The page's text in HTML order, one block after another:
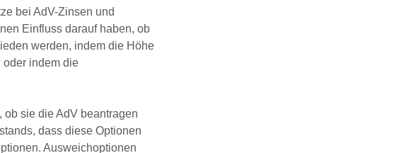
bei AdV-Zinsen und
Einfluss darauf haben, ob
werden, indem die Höhe
oder indem die
sie die AdV beantragen
dass diese Optionen
Ausweichoptionen